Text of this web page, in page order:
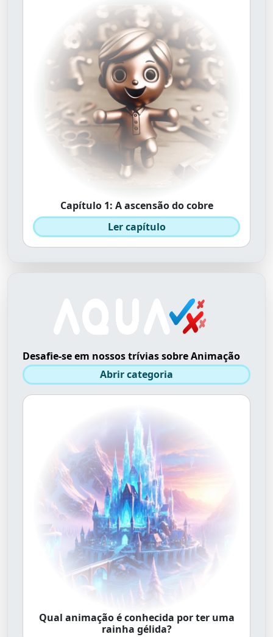
Capítulo 1: A ascensão do cobre
Ler capítulo
Desafie-se em nossos trívias sobre Animação
Abrir categoria
Qual animação é conhecida por ter uma
rainha gélida?